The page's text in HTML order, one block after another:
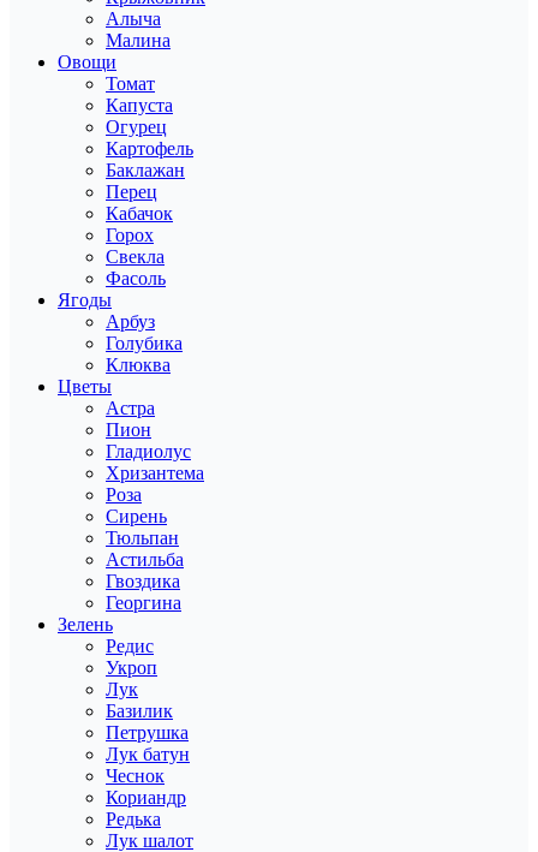
Алыча
Малина
Овощи
Томат
Капуста
Огурец
Картофель
Баклажан
Перец
Кабачок
Горох
Свекла
Фасоль
Ягоды
Арбуз
Голубика
Клюква
Цветы
Астра
Пион
Гладиолус
Хризантема
Роза
Сирень
Тюльпан
Астильба
Гвоздика
Георгина
Зелень
Редис
Укроп
Лук
Базилик
Петрушка
Лук батун
Чеснок
Кориандр
Редька
Лук шалот